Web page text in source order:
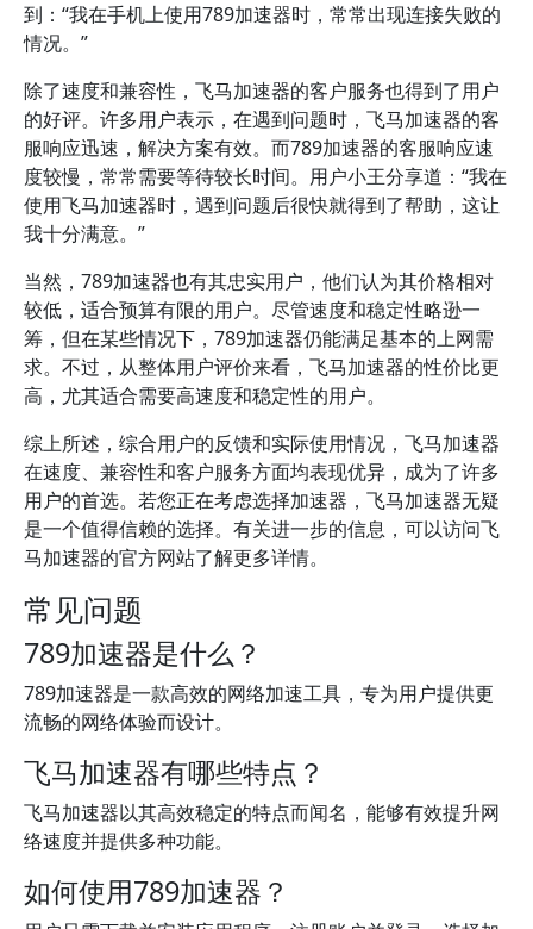
到：“我在手机上使用789加速器时，常常出现连接失败的
情况。”
除了速度和兼容性，飞马加速器的客户服务也得到了用户
的好评。许多用户表示，在遇到问题时，飞马加速器的客
服响应迅速，解决方案有效。而789加速器的客服响应速
度较慢，常常需要等待较长时间。用户小王分享道：“我在
使用飞马加速器时，遇到问题后很快就得到了帮助，这让
我十分满意。”
当然，789加速器也有其忠实用户，他们认为其价格相对
较低，适合预算有限的用户。尽管速度和稳定性略逊一
筹，但在某些情况下，789加速器仍能满足基本的上网需
求。不过，从整体用户评价来看，飞马加速器的性价比更
高，尤其适合需要高速度和稳定性的用户。
综上所述，综合用户的反馈和实际使用情况，飞马加速器
在速度、兼容性和客户服务方面均表现优异，成为了许多
用户的首选。若您正在考虑选择加速器，飞马加速器无疑
是一个值得信赖的选择。有关进一步的信息，可以访问飞
马加速器的官方网站了解更多详情。
常见问题
789加速器是什么？
789加速器是一款高效的网络加速工具，专为用户提供更
流畅的网络体验而设计。
飞马加速器有哪些特点？
飞马加速器以其高效稳定的特点而闻名，能够有效提升网
络速度并提供多种功能。
如何使用789加速器？